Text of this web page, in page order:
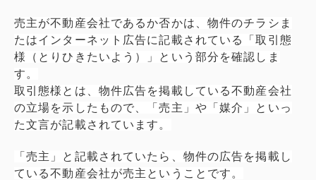
売主が不動産会社であるか否かは、物件のチラシま
たはインターネット広告に記載されている「取引態
様（とりひきたいよう）」という部分を確認しま
す。
取引態様とは、物件広告を掲載している不動産会社
の立場を示したもので、「売主」や「媒介」といっ
た文言が記載されています。
「売主」と記載されていたら、物件の広告を掲載し
ている不動産会社が売主ということです。